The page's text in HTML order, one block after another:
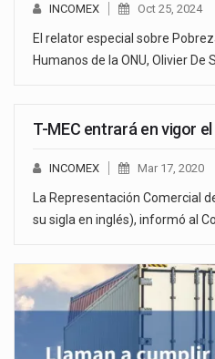
INCOMEX Oct 25, 2024
El relator especial sobre
Humanos de la ONU, Olivier De
T-MEC entrará en vigor el
INCOMEX Mar 17, 2020
La Representación Comercial
su sigla en inglés), informó al